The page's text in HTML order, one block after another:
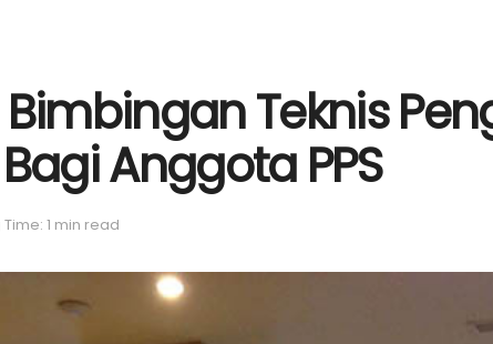
Bimbingan Teknis
Anggota PPS
1 min read